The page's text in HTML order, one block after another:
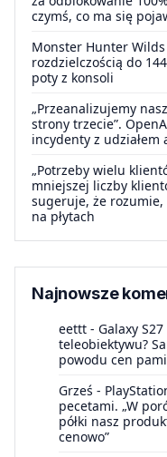
czymś, co ma się
Monster Hunter
rozdzielczością do
poty z konsoli
„Przeanalizujemy
strony trzecie”.
incydenty z
„Potrzeby wielu
mniejszej liczby
sugeruje, że
na płytach
Najnowsze
eettt - Galaxy
teleobiektywu?
powodu cen
Grześ -
pecetami. „W
półki nasz
cenowo”